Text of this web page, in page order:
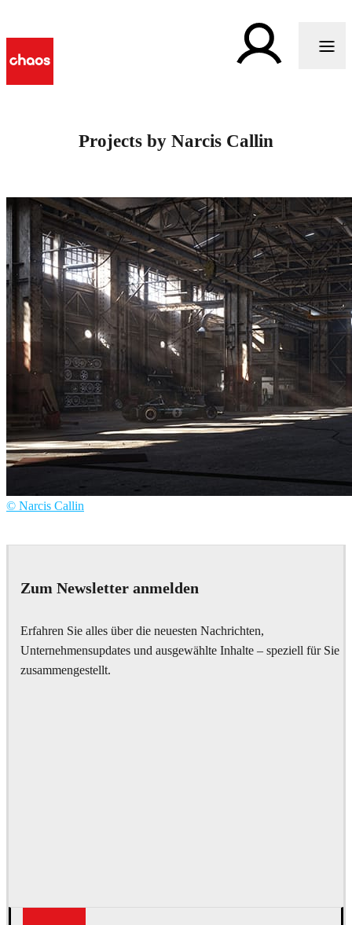
Projects by Narcis Callin
© Narcis Callin
Zum Newsletter anmelden
Erfahren Sie alles über die neuesten Nachrichten,
Unternehmensupdates und ausgewählte Inhalte – speziell für Sie
zusammengestellt.